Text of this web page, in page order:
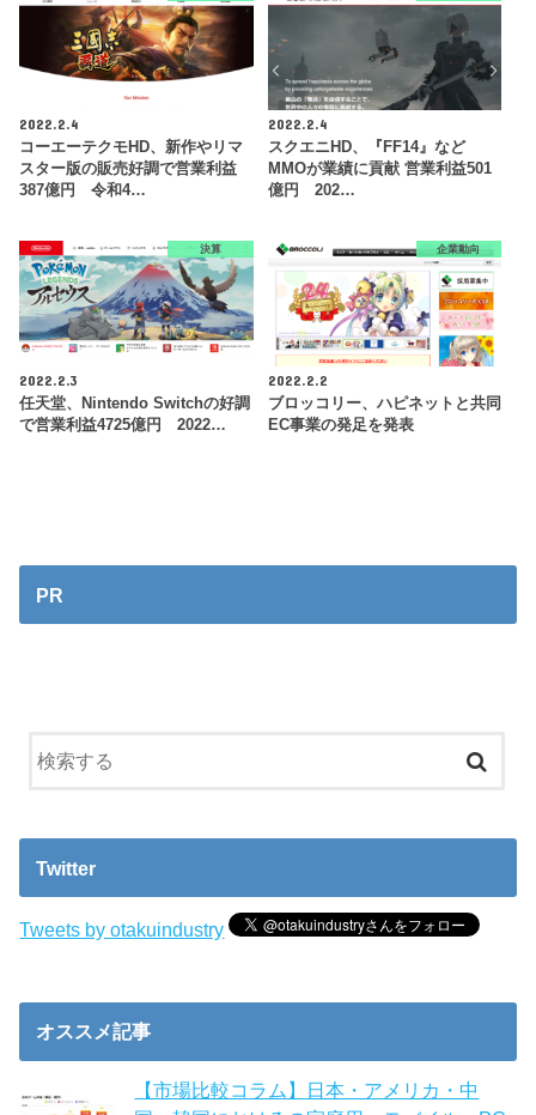
2022.2.4
コーエーテクモHD、新作やリマ
スター版の販売好調で営業利益
387億円 令和4…
2022.2.4
スクエニHD、『FF14』など
MMOが業績に貢献 営業利益501
億円 202…
決算
2022.2.3
任天堂、Nintendo Switchの好調
で営業利益4725億円 2022…
企業動向
2022.2.2
ブロッコリー、ハピネットと共同
EC事業の発足を発表
PR
Twitter
Tweets by otakuindustry
オススメ記事
【市場比較コラム】日本・アメリカ・中